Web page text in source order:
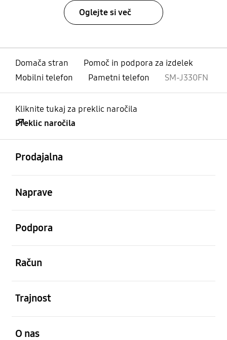
Oglejte si več
Domača stran
Pomoč in podpora za izdelek
Mobilni telefon
Pametni telefon SM-J330FN
Kliknite tukaj za preklic naročila
Preklic naročila
Prodajalna
Naprave
Podpora
Račun
Trajnost
O nas